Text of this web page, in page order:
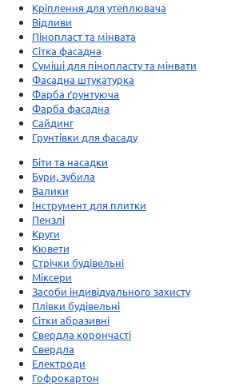
Кріплення для утеплювача
Відливи
Пінопласт та мінвата
Сітка фасадна
Суміші для пінопласту та мінвати
Фасадна штукатурка
Фарба ґрунтуюча
Фарба фасадна
Сайдинг
Грунтівки для фасаду
Біти та насадки
Бури, зубила
Валики
Інструмент для плитки
Пензлі
Круги
Кювети
Стрічки будівельні
Міксери
Засоби індивідуального захисту
Плівки будівельні
Сітки абразивні
Свердла корончасті
Свердла
Електроди
Гофрокартон